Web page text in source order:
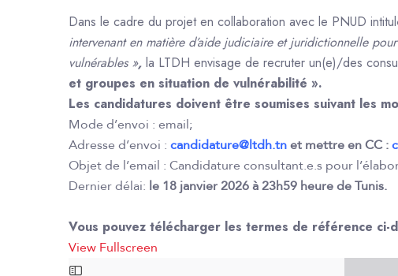
Dans le cadre du projet en collaboration avec le PNUD
intervenant en matière d’aide judiciaire et juridictionnelle
vulnérables », la LTDH envisage de recruter un(e)/des
et groupes en situation de vulnérabilité ».
Les candidatures doivent être soumises suivant les
Mode d’envoi : email;
Adresse d’envoi :candidature@ltdh.tnet mettre en CC :
Objet de l’email : Candidature consultant.e.s pour
Dernier délai: le 18 janvier 2026 à 23h59 heure de Tunis.
Vous pouvez télécharger les termes de référence ci-
View Fullscreen